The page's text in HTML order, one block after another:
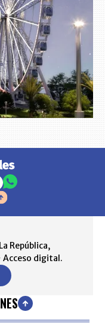
República,
Acceso digital.